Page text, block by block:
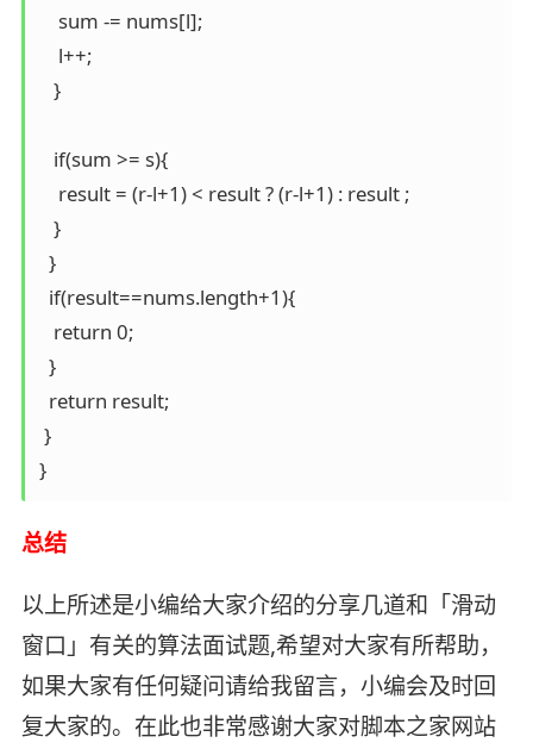
    sum -= nums[l];
    l++;
   }
   if(sum >= s){
    result = (r-l+1) < result ? (r-l+1) : result ;
   }
  }
  if(result==nums.length+1){
   return 0;
  }
  return result;
}
}
总结
以上所述是小编给大家介绍的分享几道和「滑动
窗口」有关的算法面试题,希望对大家有所帮助，
如果大家有任何疑问请给我留言，小编会及时回
复大家的。在此也非常感谢大家对脚本之家网站